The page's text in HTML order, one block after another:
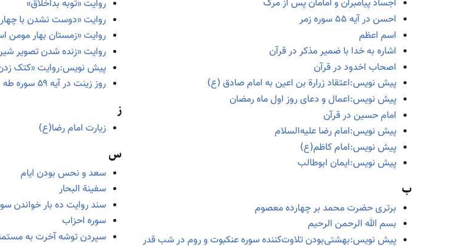
اجساد پیامبران و امامان پس از مرگ
احسن در آیه ۵۵ سوره زمر
اسم اعظم
اشاره به خدا با ضمیر مذکر در قرآن
اصحاب اخدود در قرآن
پیش نویس:اعتقاد زرارة بن اعین به امام صادق (ع)
پیش نویس:اعمال و دعای روز اول ماه رمضان
امام حسین در قرآن
پیش نویس:امام رضا علیه‌السلام
پیش نویس:امام کاظم(ع)
پیش نویس:ایمان ابوطالب
ب
برتری حضرت محمد بر چهارده معصوم
بسم الله الرحمن الرحیم
پیش نویس:بهشتی‌بودن تلاوت‌کننده سوره عنکبوت و روم در شب قدر
روایت «توبه بداخلاق»
روایت «دوست نشدن با
روایت «زمستان بهار مومن
روایت «زنده شدن تصویر
پیش نویس:روایت «کتک
روز زینت در آیه ۵۹ سوره طه
ز
زیارت امام رضا(ع)
س
سعد و نحس بودن ایام
سفینة البحار
سند روایت ده بار خواندن
سوره احزاب
سپردن توشه آخرت به